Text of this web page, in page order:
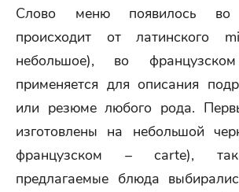
Слово меню появилось
происходит от латинского
небольшое), во
применяется для описания
или резюме любого рода.
изготовлены на небольшой
французском – carte),
предлагаемые блюда